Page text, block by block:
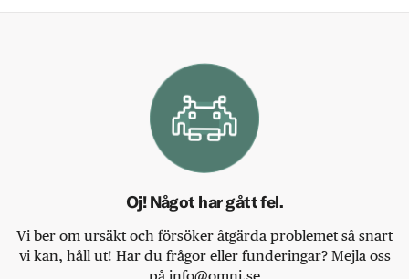
Oj! Något har gått fel.
Vi ber om ursäkt och försöker åtgärda problemet så snart
vi kan, håll ut! Har du frågor eller funderingar? Mejla oss